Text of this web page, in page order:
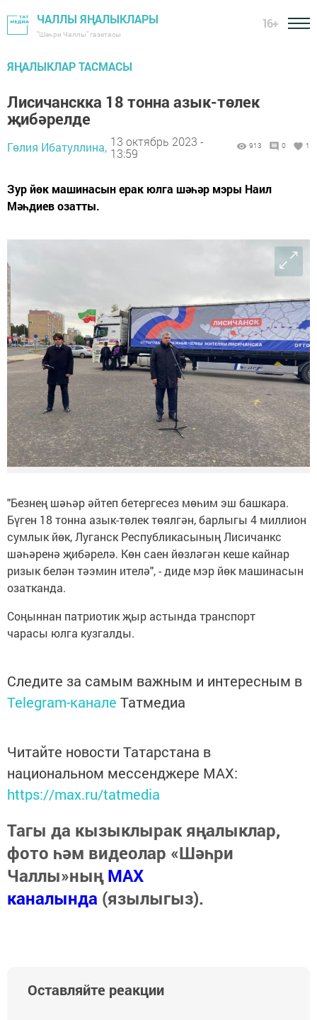
ЧАЛЛЫ ЯҢАЛЫКЛАРЫ
"Шәһри Чаллы" газетасы
16+
ЯҢАЛЫКЛАР ТАСМАСЫ
Лисичанскка 18 тонна азык-төлек
җибәрелде
Гөлия Ибатуллина, 13 октябрь 2023 -
13:59
913 0 1
Зур йөк машинасын ерак юлга шәһәр мэры Наил
Мәһдиев озатты.
"Безнең шәһәр әйтеп бетергесез мөһим эш башкара.
Бүген 18 тонна азык-төлек төялгән, барлыгы 4 миллион
сумлык йөк, Луганск Республикасының Лисичанкс
шәһәренә җибәрелә. Көн саен йөзләгән кеше кайнар
ризык белән тәэмин ителә", - диде мэр йөк машинасын
озатканда.
Соңыннан патриотик җыр астында транспорт
чарасы юлга кузгалды.
Следите за самым важным и интересным в
Telegram-канале Татмедиа
Читайте новости Татарстана в
национальном мессенджере MАХ:
https://max.ru/tatmedia
Тагы да кызыклырак яңалыклар,
фото һәм видеолар «Шәһри
Чаллы»ныңMAX
каналында (язылыгыз).
Оставляйте реакции